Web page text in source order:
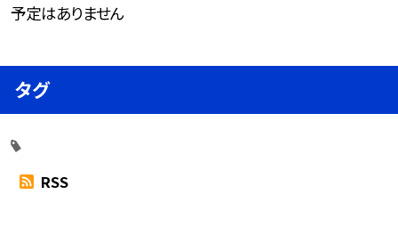
予定はありません
タグ
RSS